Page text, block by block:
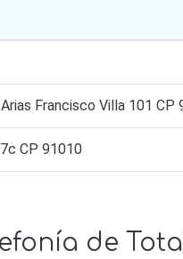
Francisco Villa 101 CP
CP 91010
de